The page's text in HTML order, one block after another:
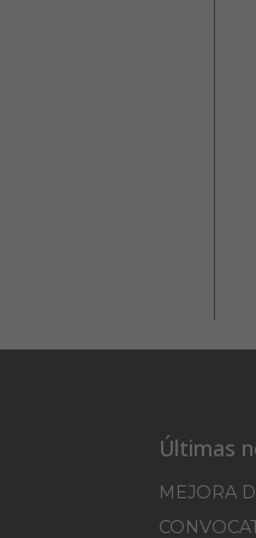
Últimas